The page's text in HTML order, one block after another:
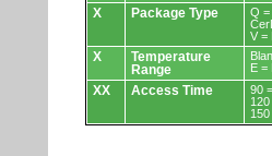
X Package Type
Q =
V =
X
Temperature
Range
E =
XX Access Time
90